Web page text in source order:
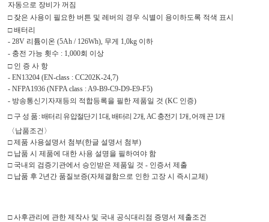
자동으로 장비가 꺼짐
□ 잦은 사용이 필요한 버튼 및 레버의 경우 식별이 용이하도록 적색 표시
□배터리
- 28V 리튬이온(5Ah / 126Wh), 무게 1,0kg 이하
- 충전 가능 횟수 : 1,000회 이상
□ 인 증 사 항
- EN13204 (EN-class : CC202K-24,7)
- NFPA1936 (NFPA class : A9-B9-C9-D9-E9-F5)
- 방송통신기자재등의 적합등록을 필한 제품일 것(KC 인증)
□ 구 성 품 :배터리 유압절단기 1대, 배터리2개, AC 충전기 1개, 어깨 끈 1개
〈 납품조건 〉
□제품 사용설명서 첨부(한글 설명서 첨부)
□ 납품 시 제품에 대한 사용 설명을 필하여야 함
□ 국내외 검증기관에서 승인받은 제품일 것- 인증서 제출
□ 납품 후2년간 품질보증(자체결함으로 인한 고장 시 즉시교체)
□사후관리에 관한 제작사 및 국내 공식대리점 증명서 제출조건